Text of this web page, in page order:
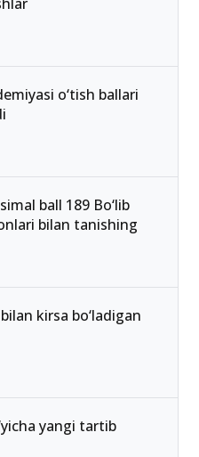
ballari bilan kirish
o‘tish ballari
ball 189 Bo‘lib
bilan tanishing
kirsa bo‘ladigan